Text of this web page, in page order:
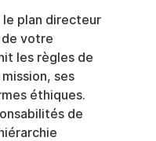
le plan directeur
de votre
les règles de
ses
éthiques.
de